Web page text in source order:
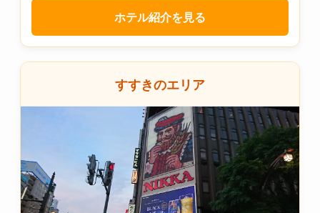
ホテル紹介を見る
すすきのエリア